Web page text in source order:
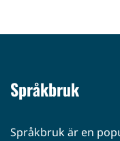
Språkbruk
Språkbruk är en